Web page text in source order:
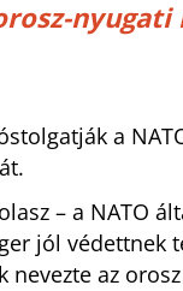
nyugati
a
– a NATO
jól védettnek
nevezte az